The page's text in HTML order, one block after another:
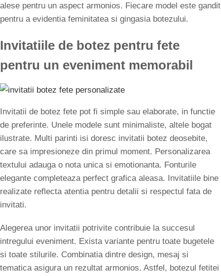
alese pentru un aspect armonios. Fiecare model este gandit
pentru a evidentia feminitatea si gingasia botezului.
Invitatiile de botez pentru fete
pentru un eveniment memorabil
Invitatii de botez fete pot fi simple sau elaborate, in functie
de preferinte. Unele modele sunt minimaliste, altele bogat
ilustrate. Multi parinti isi doresc invitatii botez deosebite,
care sa impresioneze din primul moment. Personalizarea
textului adauga o nota unica si emotionanta. Fonturile
elegante completeaza perfect grafica aleasa. Invitatiile bine
realizate reflecta atentia pentru detalii si respectul fata de
invitati.
Alegerea unor invitatii potrivite contribuie la succesul
intregului eveniment. Exista variante pentru toate bugetele
si toate stilurile. Combinatia dintre design, mesaj si
tematica asigura un rezultat armonios. Astfel, botezul fetitei